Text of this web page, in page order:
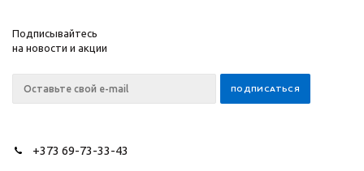
Подписывайтесь
на новости и акции
+373 69-73-33-43